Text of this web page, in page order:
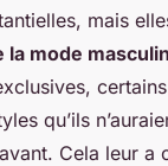
mais
la mode
qu’ils
Cela leur a